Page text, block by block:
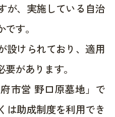
が、実施している自治
す。
設けられており、適用
があります。
市営 野口原墓地」で
は助成制度を利用でき